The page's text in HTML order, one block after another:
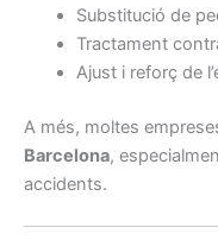
Substitució de
Tractament
Ajust i reforç de
A més, moltes
Barcelona,
accidents.